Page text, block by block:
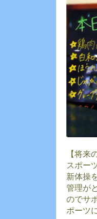
【将来
スポー
新体操
管理が
のでサ
ポーツ